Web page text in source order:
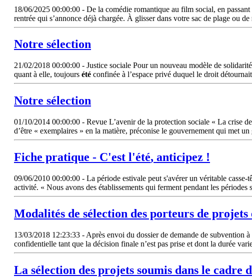
18/06/2025 00:00:00 - De la comédie romantique au film social, en
rentrée qui s’annonce déjà chargée. À glisser dans votre sac de plage ou
Notre sélection
21/02/2018 00:00:00 - Justice sociale Pour un nouveau modèle de
quant à elle, toujours été confinée à l’espace privé duquel le droit
Notre sélection
01/10/2014 00:00:00 - Revue L’avenir de la protection sociale « La crise
d’être « exemplaires » en la matière, préconise le gouvernement qui met
Fiche pratique - C'est l'été, anticipez !
09/06/2010 00:00:00 - La période estivale peut s'avérer un véritable casse-
activité. « Nous avons des établissements qui ferment pendant les
Modalités de sélection des porteurs de projets
13/03/2018 12:23:33 - Après envoi du dossier de demande de subvention
confidentielle tant que la décision finale n’est pas prise et dont la durée
La sélection des projets soumis dans le cadre